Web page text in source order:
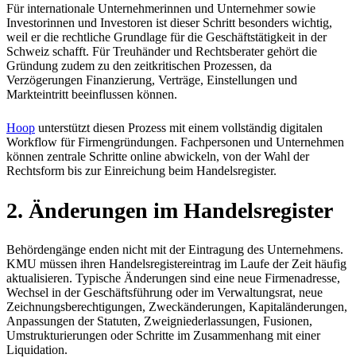
Für internationale Unternehmerinnen und Unternehmer sowie
Investorinnen und Investoren ist dieser Schritt besonders wichtig,
weil er die rechtliche Grundlage für die Geschäftstätigkeit in der
Schweiz schafft. Für Treuhänder und Rechtsberater gehört die
Gründung zudem zu den zeitkritischen Prozessen, da
Verzögerungen Finanzierung, Verträge, Einstellungen und
Markteintritt beeinflussen können.
Hoop unterstützt diesen Prozess mit einem vollständig digitalen
Workflow für Firmengründungen. Fachpersonen und Unternehmen
können zentrale Schritte online abwickeln, von der Wahl der
Rechtsform bis zur Einreichung beim Handelsregister.
2. Änderungen im Handelsregister
Behördengänge enden nicht mit der Eintragung des Unternehmens.
KMU müssen ihren Handelsregistereintrag im Laufe der Zeit häufig
aktualisieren. Typische Änderungen sind eine neue Firmenadresse,
Wechsel in der Geschäftsführung oder im Verwaltungsrat, neue
Zeichnungsberechtigungen, Zweckänderungen, Kapitaländerungen,
Anpassungen der Statuten, Zweigniederlassungen, Fusionen,
Umstrukturierungen oder Schritte im Zusammenhang mit einer
Liquidation.